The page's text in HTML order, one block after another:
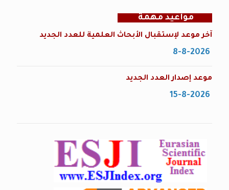
مواعيد مهمة
آخر موعد لإستقبال الأبحاث العلمية للعدد الجديد
موعد إصدار العدد الجديد